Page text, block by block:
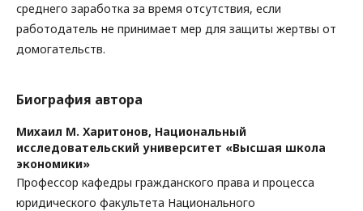
среднего заработка за время отсутствия, если
работодатель не принимает мер для защиты жертвы от
домогательств.
Биография автора
Михаил М. Харитонов, Национальный
исследовательский университет «Высшая школа
экономики»
Профессор кафедры гражданского права и процесса
юридического факультета Национального